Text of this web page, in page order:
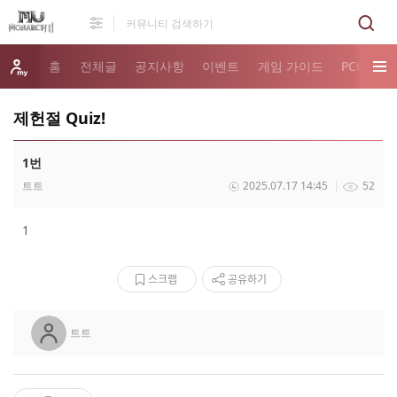
홈 전체글 공지사항 이벤트 게임 가이드 PC버전
제헌절 Quiz!
1번
트트 52
2025.07.17 14:45
1
스크랩 공유하기
트트